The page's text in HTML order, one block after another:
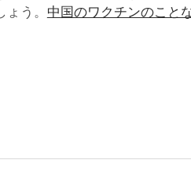
う。 中国のワクチンのこと